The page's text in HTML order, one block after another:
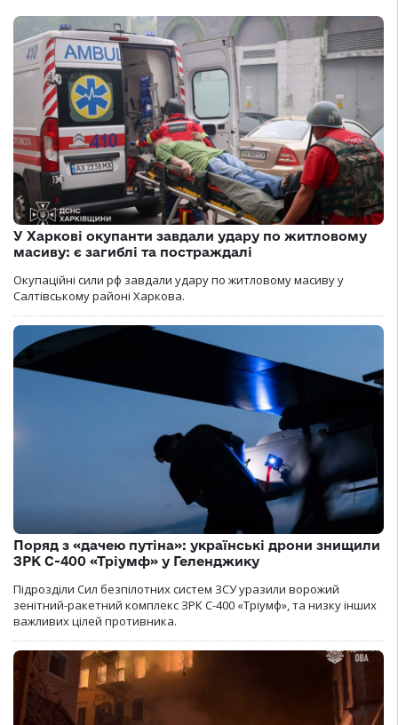
У Харкові окупанти завдали удару по житловому
масиву: є загиблі та постраждалі
Окупаційні сили рф завдали удару по житловому масиву у
Салтівському районі Харкова.
Поряд з «дачею путіна»: українські дрони знищили
ЗРК С-400 «Тріумф» у Геленджику
Підрозділи Сил безпілотних систем ЗСУ уразили ворожий
зенітний-ракетний комплекс ЗРК С-400 «Тріумф», та низку інших
важливих цілей противника.